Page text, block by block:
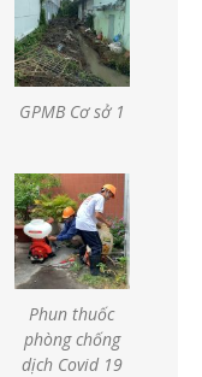
GPMB Cơ sở 1
Phun thuốc
phòng chống
dịch Covid 19